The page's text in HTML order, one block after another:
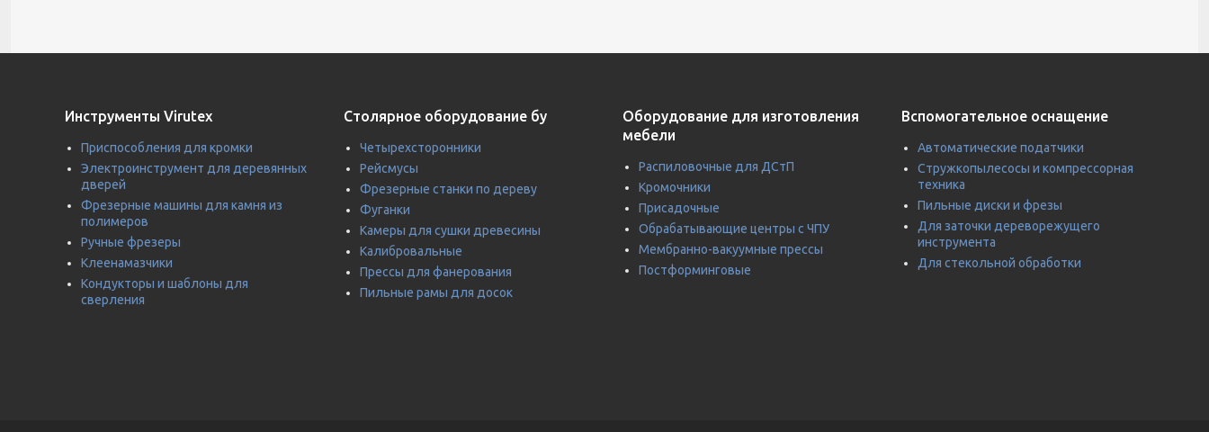
Инструменты Virutex
Приспособления для кромки
Электроинструмент для деревянных
дверей
Фрезерные машины для камня из
полимеров
Ручные фрезеры
Клеенамазчики
Кондукторы и шаблоны для
сверления
Столярное оборудование бу
Четырехсторонники
Рейсмусы
Фрезерные станки по дереву
Фуганки
Камеры для сушки древесины
Калибровальные
Прессы для фанерования
Пильные рамы для досок
Оборудование для изготовления
мебели
Распиловочные для ДСтП
Кромочники
Присадочные
Обрабатывающие центры с ЧПУ
Мембранно-вакуумные прессы
Постформинговые
Вспомогательное оснащение
Автоматические податчики
Стружкопылесосы и компрессорная
техника
Пильные диски и фрезы
Для заточки дереворежущего
инструмента
Для стекольной обработки